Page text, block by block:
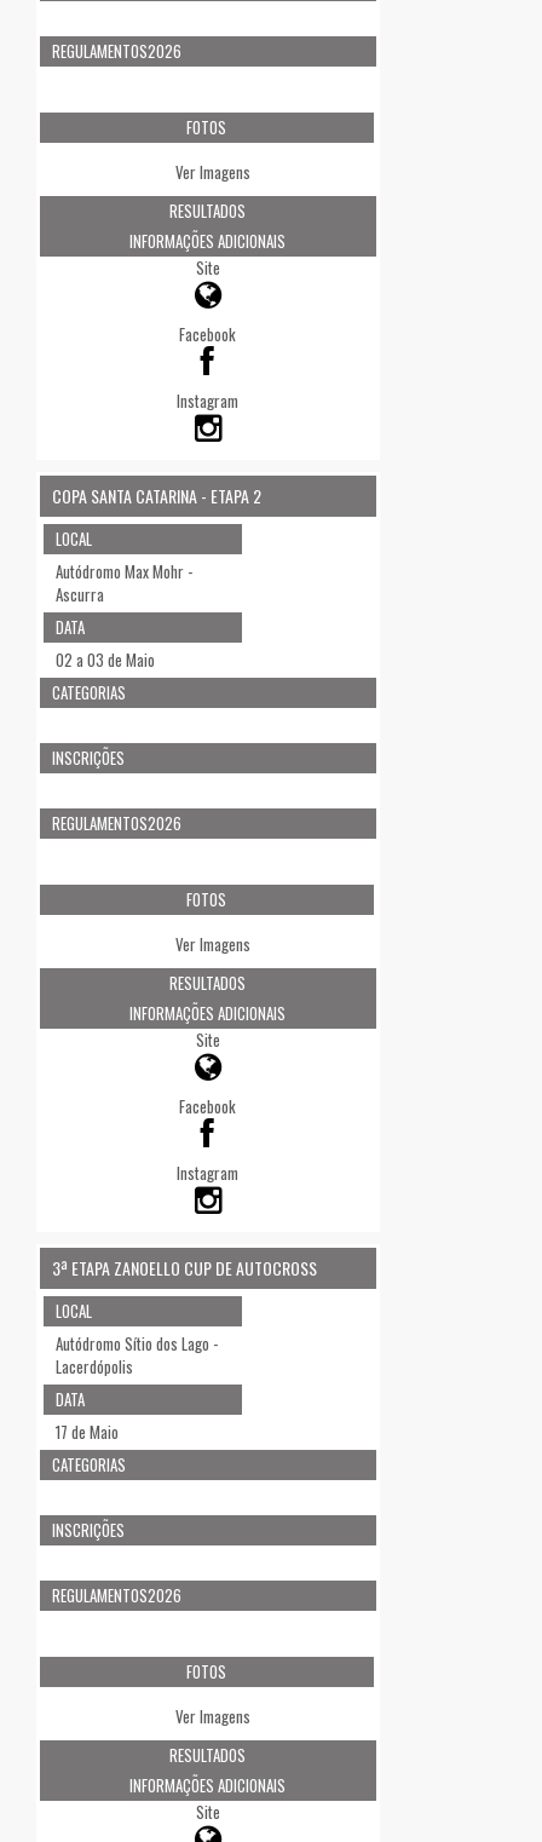
REGULAMENTOS2026
FOTOS
Ver Imagens
RESULTADOS
INFORMAÇÕES ADICIONAIS
Site
Facebook
Instagram
COPA SANTA CATARINA - ETAPA 2
LOCAL
Autódromo Max Mohr -
Ascurra
DATA
02 a 03 de Maio
CATEGORIAS
INSCRIÇÕES
REGULAMENTOS2026
FOTOS
Ver Imagens
RESULTADOS
INFORMAÇÕES ADICIONAIS
Site
Facebook
Instagram
3ª ETAPA ZANOELLO CUP DE AUTOCROSS
LOCAL
Autódromo Sítio dos Lago -
Lacerdópolis
DATA
17 de Maio
CATEGORIAS
INSCRIÇÕES
REGULAMENTOS2026
FOTOS
Ver Imagens
RESULTADOS
INFORMAÇÕES ADICIONAIS
Site